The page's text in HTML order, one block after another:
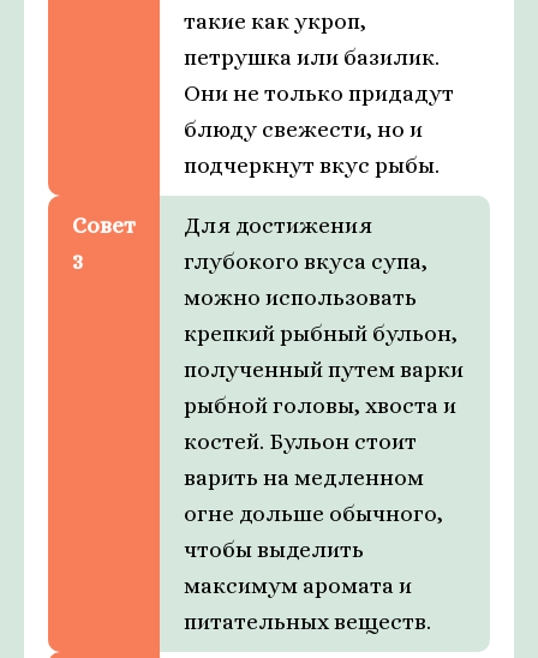
такие как укроп,
петрушка или базилик.
Они не только придадут
блюду свежести, но и
подчеркнут вкус рыбы.
Совет
3
Для достижения
глубокого вкуса супа,
можно использовать
крепкий рыбный бульон,
полученный путем варки
рыбной головы, хвоста и
костей. Бульон стоит
варить на медленном
огне дольше обычного,
чтобы выделить
максимум аромата и
питательных веществ.